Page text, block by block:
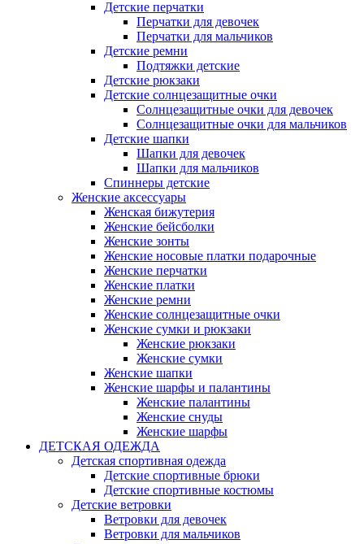
Детские перчатки
Перчатки для девочек
Перчатки для мальчиков
Детские ремни
Подтяжки детские
Детские рюкзаки
Детские солнцезащитные очки
Солнцезащитные очки для девочек
Солнцезащитные очки для мальчиков
Детские шапки
Шапки для девочек
Шапки для мальчиков
Спиннеры детские
Женские аксессуары
Женская бижутерия
Женские бейсболки
Женские зонты
Женские носовые платки подарочные
Женские перчатки
Женские платки
Женские ремни
Женские солнцезащитные очки
Женские сумки и рюкзаки
Женские рюкзаки
Женские сумки
Женские шапки
Женские шарфы и палантины
Женские палантины
Женские снуды
Женские шарфы
ДЕТСКАЯ ОДЕЖДА
Детская спортивная одежда
Детские спортивные брюки
Детские спортивные костюмы
Детские ветровки
Ветровки для девочек
Ветровки для мальчиков